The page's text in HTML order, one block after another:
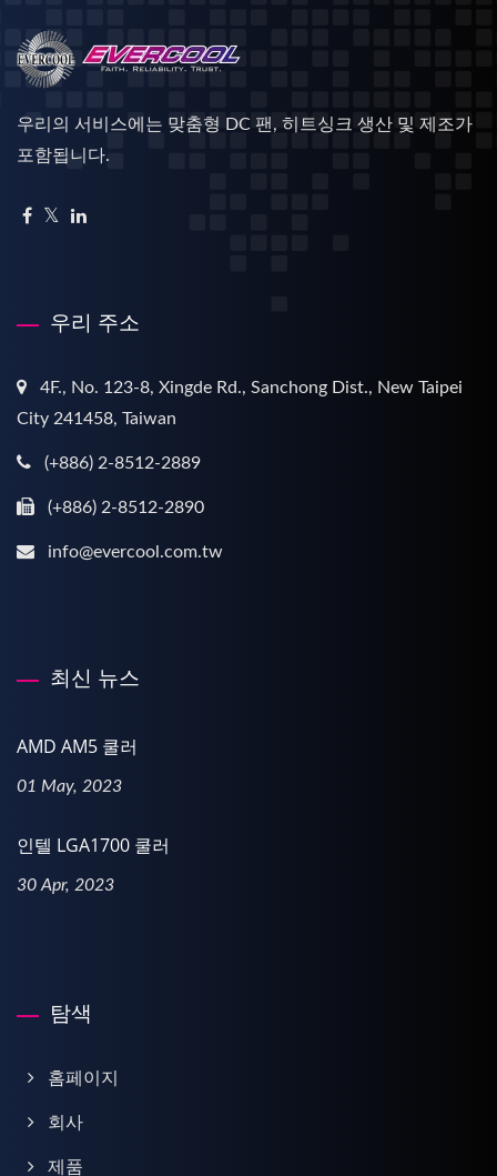
우리의 서비스에는 맞춤형 DC 팬, 히트싱크 생산 및 제조가
포함됩니다.
우리 주소
4F., No. 123-8, Xingde Rd., Sanchong Dist., New Taipei
City 241458, Taiwan
(+886) 2-8512-2889
(+886) 2-8512-2890
info@evercool.com.tw
최신 뉴스
AMD AM5 쿨러
01 May, 2023
인텔 LGA1700 쿨러
30 Apr, 2023
탐색
홈페이지
회사
제품